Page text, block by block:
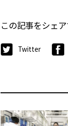
この記事をシェ
Twitter